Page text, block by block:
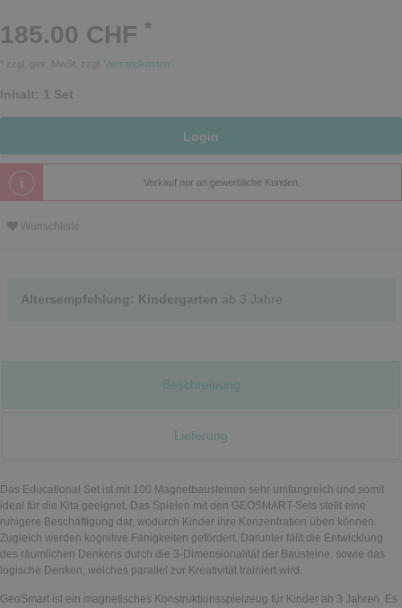
185.00 CHF *
* zzgl. ges. MwSt. zzgl. Versandkosten
Inhalt: 1 Set
Login
Verkauf nur an gewerbliche Kunden.
Wunschliste
Altersempfehlung: Kindergarten ab 3 Jahre
Beschreibung
Lieferung
Das Educational Set ist mit 100 Magnetbausteinen sehr umfangreich und somit
ideal für die Kita geeignet. Das Spielen mit den GEOSMART-Sets stellt eine
ruhigere Beschäftigung dar, wodurch Kinder ihre Konzentration üben können.
Zugleich werden kognitive Fähigkeiten gefördert. Darunter fällt die Entwicklung
des räumlichen Denkens durch die 3-Dimensionalität der Bausteine, sowie das
logische Denken, welches parallel zur Kreativität trainiert wird.
GeoSmart ist ein magnetisches Konstruktionsspielzeug für Kinder ab 3 Jahren. Es